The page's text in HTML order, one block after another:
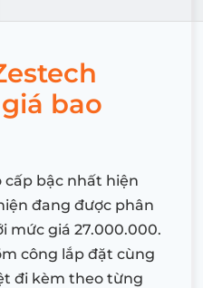
bao
cấp bậc nhất hiện
đang được phân
mức giá 27.000.000.
công lắp đặt cùng
đi kèm theo từng